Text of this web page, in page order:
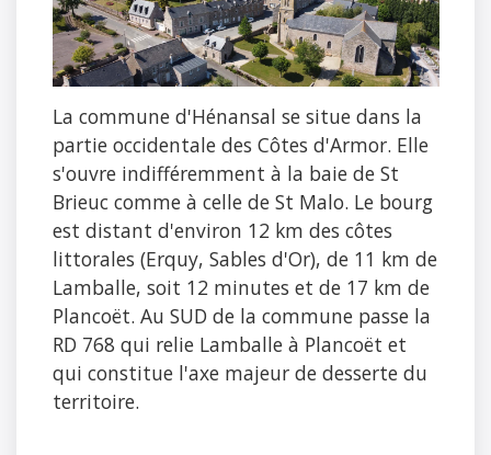
La commune d'Hénansal se situe dans la
partie occidentale des Côtes d'Armor. Elle
s'ouvre indifféremment à la baie de St
Brieuc comme à celle de St Malo. Le bourg
est distant d'environ 12 km des côtes
littorales (Erquy, Sables d'Or), de 11 km de
Lamballe, soit 12 minutes et de 17 km de
Plancoët. Au SUD de la commune passe la
RD 768 qui relie Lamballe à Plancoët et
qui constitue l'axe majeur de desserte du
territoire.